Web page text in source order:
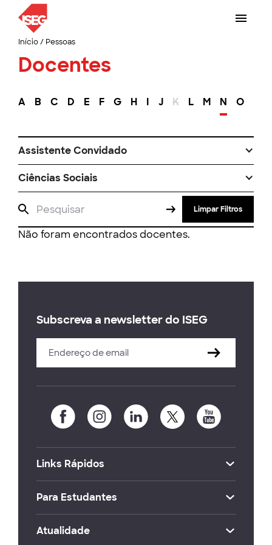
Início/ Pessoas
Docentes
A B C D E F G H I J K L M N O
Assistente Convidado
Ciências Sociais
Limpar Filtros
Não foram encontrados docentes.
Subscreva a newsletter do ISEG
Links Rápidos
Para Estudantes
Atualidade